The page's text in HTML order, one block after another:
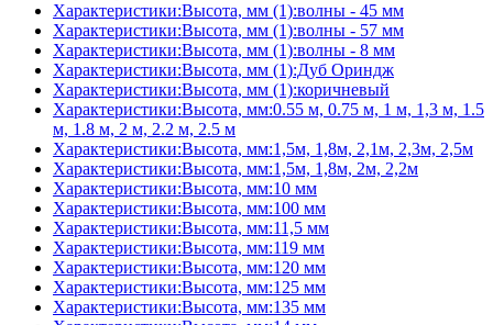
Характеристики:Высота, мм (1):волны - 45 мм
Характеристики:Высота, мм (1):волны - 57 мм
Характеристики:Высота, мм (1):волны - 8 мм
Характеристики:Высота, мм (1):Дуб Ориндж
Характеристики:Высота, мм (1):коричневый
Характеристики:Высота, мм:0.55 м, 0.75 м, 1 м, 1,3 м, 1.5
м, 1.8 м, 2 м, 2.2 м, 2.5 м
Характеристики:Высота, мм:1,5м, 1,8м, 2,1м, 2,3м, 2,5м
Характеристики:Высота, мм:1,5м, 1,8м, 2м, 2,2м
Характеристики:Высота, мм:10 мм
Характеристики:Высота, мм:100 мм
Характеристики:Высота, мм:11,5 мм
Характеристики:Высота, мм:119 мм
Характеристики:Высота, мм:120 мм
Характеристики:Высота, мм:125 мм
Характеристики:Высота, мм:135 мм